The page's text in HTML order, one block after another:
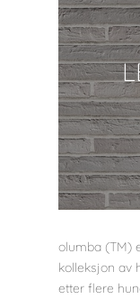
olumba (TM)
kolleksjon av
etter flere